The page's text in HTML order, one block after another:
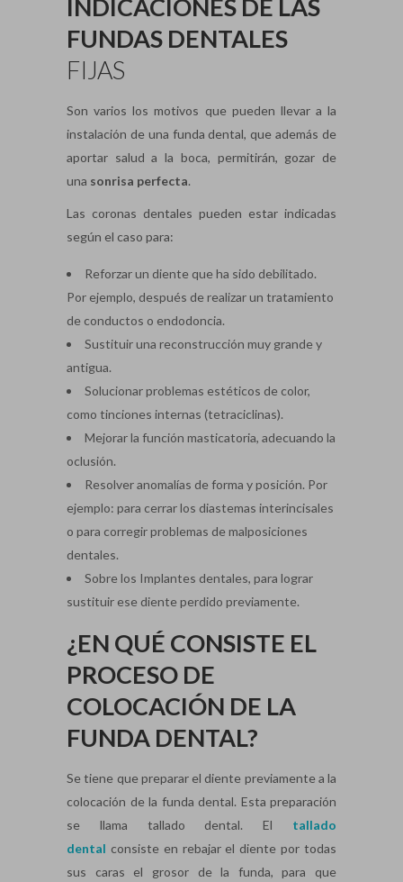
INDICACIONES DE LAS
FUNDAS DENTALES
FIJAS
Son varios los motivos que pueden llevar a la
instalación de una funda dental, que además de
aportar salud a la boca, permitirán, gozar de
una sonrisa perfecta.
Las coronas dentales pueden estar indicadas
según el caso para:
Reforzar un diente que ha sido debilitado.
Por ejemplo, después de realizar un tratamiento
de conductos o endodoncia.
Sustituir una reconstrucción muy grande y
antigua.
Solucionar problemas estéticos de color,
como tinciones internas (tetraciclinas).
Mejorar la función masticatoria, adecuando la
oclusión.
Resolver anomalías de forma y posición. Por
ejemplo: para cerrar los diastemas interincisales
o para corregir problemas de malposiciones
dentales.
Sobre los Implantes dentales, para lograr
sustituir ese diente perdido previamente.
¿EN QUÉ CONSISTE EL
PROCESO DE
COLOCACIÓN DE LA
FUNDA DENTAL?
Se tiene que preparar el diente previamente a la
colocación de la funda dental. Esta preparación
se llama tallado dental. El tallado
dental consiste en rebajar el diente por todas
sus caras el grosor de la funda, para que